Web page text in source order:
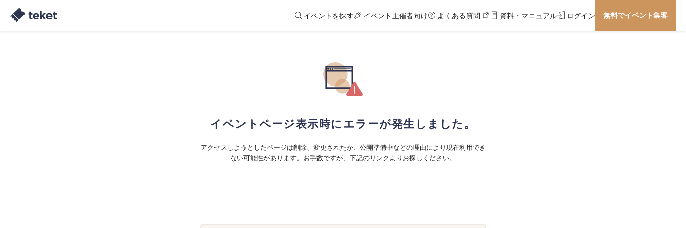
イベントを探す イベント主催者向け よくある質問 資料・マニュアル ログイン 無料でイベント集客
イベントページ表示時にエラーが発生しました。
アクセスしようとしたページは削除、変更されたか、公開準備中などの理由により現在利用でき
ない可能性があります。お手数ですが、下記のリンクよりお探しください。